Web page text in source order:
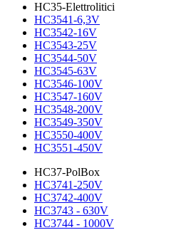
HC35-Elettrolitici
HC3541-6,3V
HC3542-16V
HC3543-25V
HC3544-50V
HC3545-63V
HC3546-100V
HC3547-160V
HC3548-200V
HC3549-350V
HC3550-400V
HC3551-450V
HC37-PolBox
HC3741-250V
HC3742-400V
HC3743 - 630V
HC3744 - 1000V